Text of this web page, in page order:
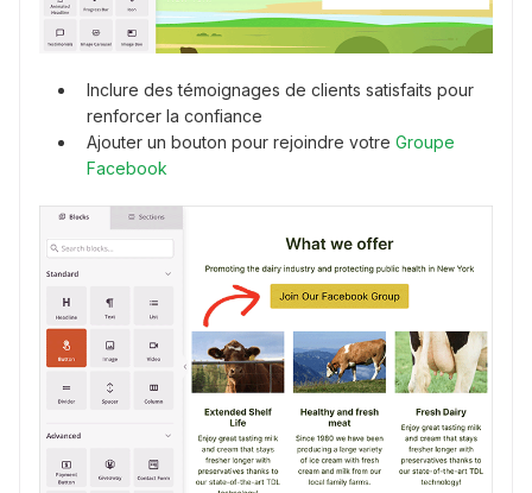
Inclure des témoignages de clients satisfaits pour
renforcer la confiance
Ajouter un bouton pour rejoindre votre Groupe
Facebook